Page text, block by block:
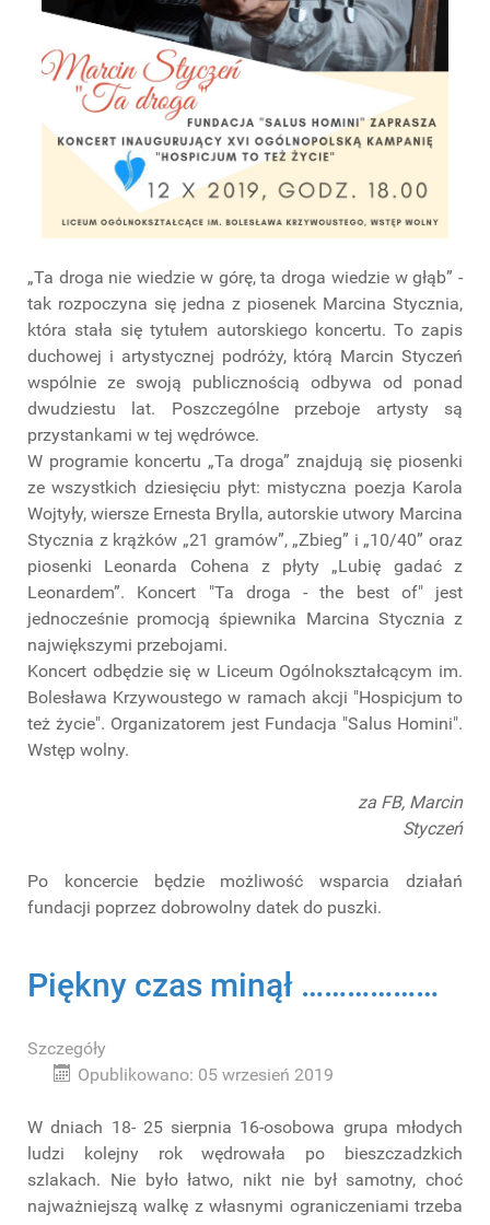
„Ta droga nie wiedzie w górę, ta droga wiedzie w głąb” -
tak rozpoczyna się jedna z piosenek Marcina Stycznia,
która stała się tytułem autorskiego koncertu. To zapis
duchowej i artystycznej podróży, którą Marcin Styczeń
wspólnie ze swoją publicznością odbywa od ponad
dwudziestu lat. Poszczególne przeboje artysty są
przystankami w tej wędrówce.
W programie koncertu „Ta droga” znajdują się piosenki
ze wszystkich dziesięciu płyt: mistyczna poezja Karola
Wojtyły, wiersze Ernesta Brylla, autorskie utwory Marcina
Stycznia z krążków „21 gramów”, „Zbieg” i „10/40” oraz
piosenki Leonarda Cohena z płyty „Lubię gadać z
Leonardem”. Koncert "Ta droga - the best of" jest
jednocześnie promocją śpiewnika Marcina Stycznia z
największymi przebojami.
Koncert odbędzie się w Liceum Ogólnokształcącym im.
Bolesława Krzywoustego w ramach akcji "Hospicjum to
też życie". Organizatorem jest Fundacja "Salus Homini".
Wstęp wolny.
za FB, Marcin
Styczeń
Po koncercie będzie możliwość wsparcia działań
fundacji poprzez dobrowolny datek do puszki.
Piękny czas minął ………………
Szczegóły
Opublikowano: 05 wrzesień 2019
W dniach 18- 25 sierpnia 16-osobowa grupa młodych
ludzi kolejny rok wędrowała po bieszczadzkich
szlakach. Nie było łatwo, nikt nie był samotny, choć
najważniejszą walkę z własnymi ograniczeniami trzeba